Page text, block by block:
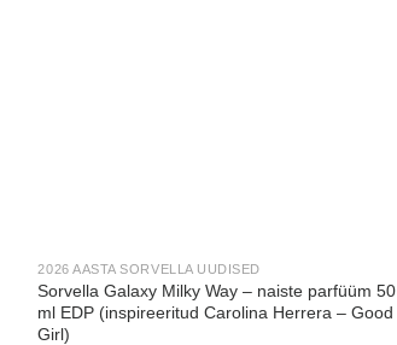
2026 AASTA SORVELLA UUDISED
Sorvella Galaxy Milky Way – naiste parfüüm 50
ml EDP (inspireeritud Carolina Herrera – Good
Girl)